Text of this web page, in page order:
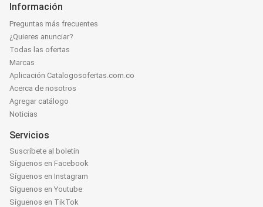
Información
Preguntas más frecuentes
¿Quieres anunciar?
Todas las ofertas
Marcas
Aplicación Catalogosofertas.com.co
Acerca de nosotros
Agregar catálogo
Noticias
Servicios
Suscríbete al boletín
Síguenos en Facebook
Síguenos en Instagram
Síguenos en Youtube
Síguenos en TikTok